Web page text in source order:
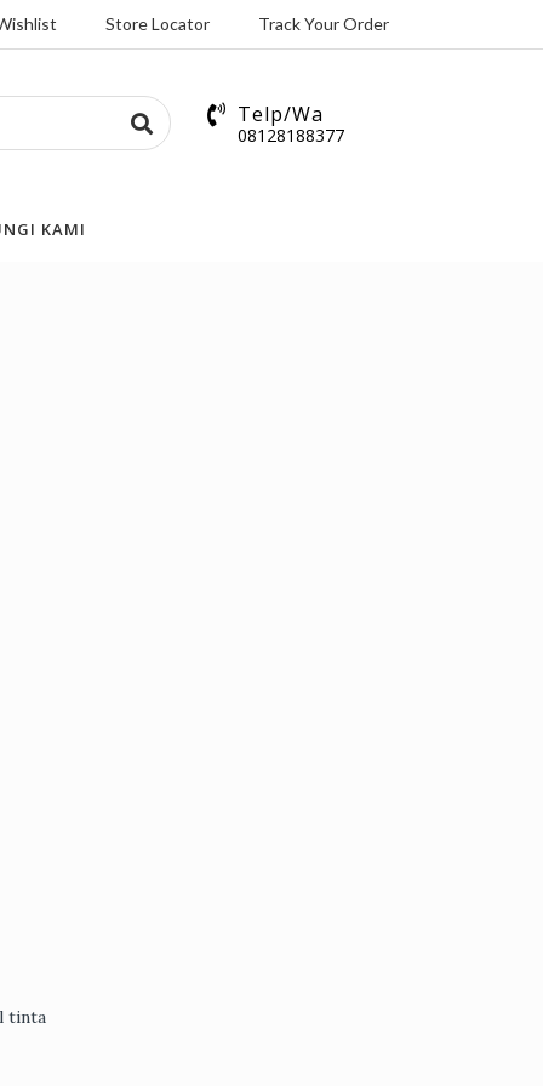
Store Locator Track Your Order
Telp/Wa
08128188377
KAMI
tinta